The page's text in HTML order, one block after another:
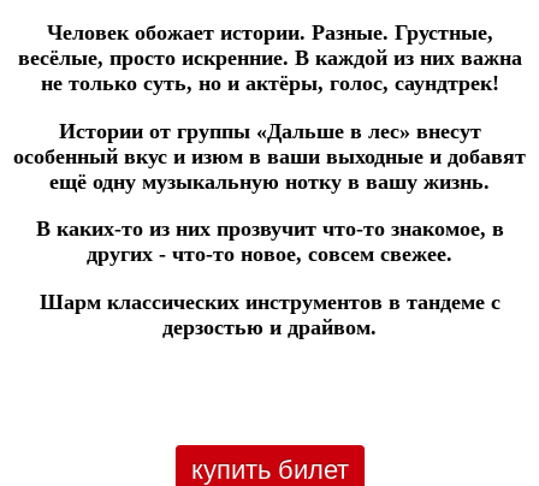
Человек обожает истории. Разные. Грустные,
весёлые, просто искренние. В каждой из них важна
не только суть, но и актёры, голос, саундтрек!
Истории от группы «Дальше в лес» внесут
особенный вкус и изюм в ваши выходные и добавят
ещё одну музыкальную нотку в вашу жизнь.
В каких-то из них прозвучит что-то знакомое, в
других - что-то новое, совсем свежее.
Шарм классических инструментов в тандеме с
дерзостью и драйвом.
купить билет